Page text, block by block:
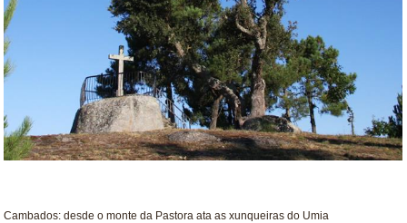
Cambados: desde o monte da Pastora ata as xunqueiras do Umia